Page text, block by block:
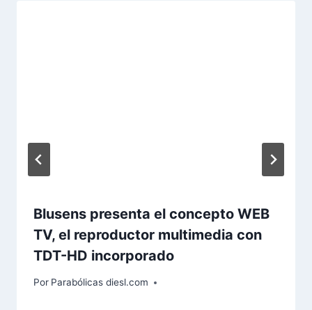
Blusens presenta el concepto WEB
TV, el reproductor multimedia con
TDT-HD incorporado
Por Parabólicas diesl.com